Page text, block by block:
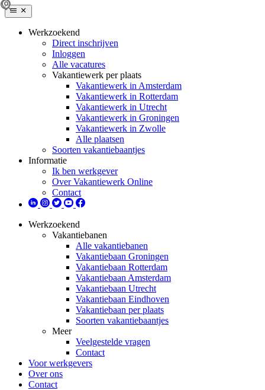
Werkzoekend
Direct inschrijven
Inloggen
Alle vacatures
Vakantiewerk per plaats
Vakantiewerk in Amsterdam
Vakantiewerk in Rotterdam
Vakantiewerk in Utrecht
Vakantiewerk in Groningen
Vakantiewerk in Zwolle
Alle plaatsen
Soorten vakantiebaantjes
Informatie
Ik ben werkgever
Over Vakantiewerk Online
Contact
Werkzoekend
Vakantiebanen
Alle vakantiebanen
Vakantiebaan Groningen
Vakantiebaan Rotterdam
Vakantiebaan Amsterdam
Vakantiebaan Utrecht
Vakantiebaan Eindhoven
Vakantiebaan per plaats
Soorten vakantiebaantjes
Meer
Veelgestelde vragen
Contact
Voor werkgevers
Over ons
Contact